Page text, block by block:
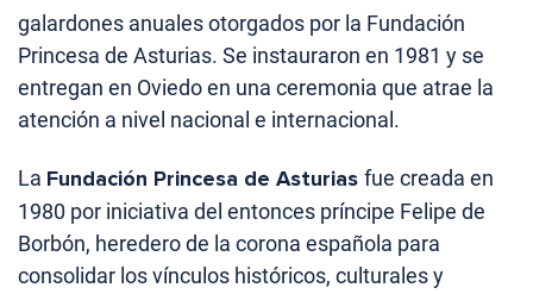
galardones anuales otorgados por la Fundación
Princesa de Asturias. Se instauraron en 1981 y se
entregan en Oviedo en una ceremonia que atrae la
atención a nivel nacional e internacional.
La Fundación Princesa de Asturias fue creada en
1980 por iniciativa del entonces príncipe Felipe de
Borbón, heredero de la corona española para
consolidar los vínculos históricos, culturales y